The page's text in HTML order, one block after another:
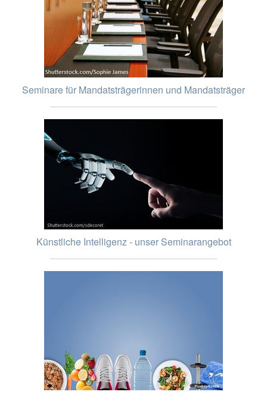
Seminare für Mandatsträgerinnen und Mandatsträger
Künstliche Intelligenz - unser Seminarangebot